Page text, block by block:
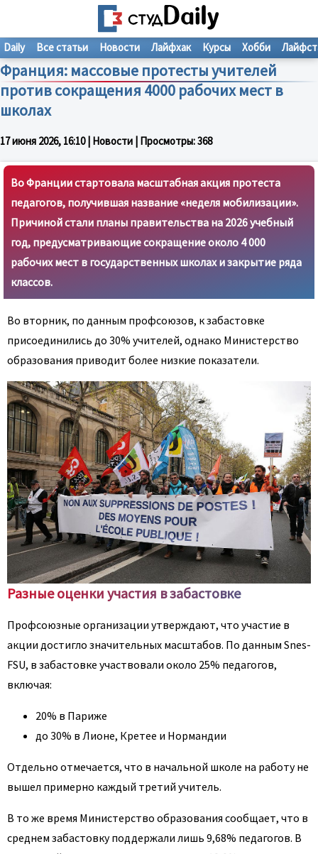
Франция: массовые протесты учителей
против сокращения 4000 рабочих мест в
школах
17 июня 2026, 16:10| Новости | Просмотры:368
Daily Все статьи Новости Лайфхак Курсы Хобби
Во Франции стартовала масштабная акция протеста
педагогов, получившая название «неделя мобилизации».
Причиной стали планы правительства на 2026 учебный
год, предусматривающие сокращение около 4 000
рабочих мест в государственных школах и закрытие ряда
классов.
Во вторник, по данным профсоюзов, к забастовке
присоединились до 30% учителей, однако Министерство
образования приводит более низкие показатели.
Разные оценки участия в забастовке
Профсоюзные организации утверждают, что участие в
акции достигло значительных масштабов. По данным Snes-
FSU, в забастовке участвовали около 25% педагогов,
включая:
20% в Париже
до 30% в Лионе, Кретее и Нормандии
Отдельно отмечается, что в начальной школе на работу не
вышел примерно каждый третий учитель.
В то же время Министерство образования сообщает, что в
среднем забастовку поддержали лишь 9,68% педагогов. В